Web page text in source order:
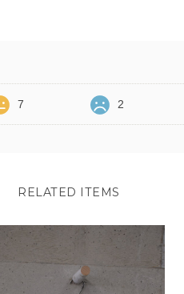
7 2
RELATED ITEMS